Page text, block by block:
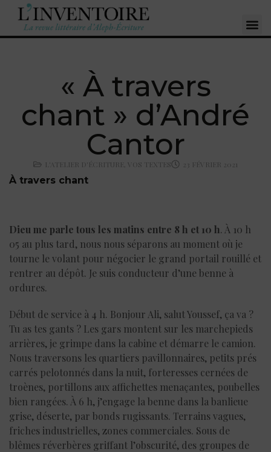
« À travers
chant » d’André
Cantor
L'ATELIER D'ÉCRITURE VOS TEXTES 23 FÉVRIER 2021
À travers chant
Dieu me parle tous les matins entre 8 h et 10 h. À 10 h
05 au plus tard, nous nous séparons au moment où je
tourne le volant pour négocier le grand portail rouillé et
rentrer au dépôt. Je suis conducteur d’une benne à
ordures.
Début de service à 4 h. Bonjour Ali, salut Youssef, ça va ?
Tu as tes gants ? Les gars montent sur les marchepieds
arrières, je grimpe dans la cabine et démarre le camion.
Nous traversons les quartiers pavillonnaires, petits prés
carrés pelotonnés dans la nuit, forteresses cernées de
troènes, portillons aux affichettes menaçantes, poubelles
bien rangées. À 6 h, j’engage la benne dans la banlieue
grise, déserte, par bonds rugissants. Terrains vagues,
friches industrielles, zones commerciales. Sous de
blêmes réverbères griffant l’obscurité, des groupes de